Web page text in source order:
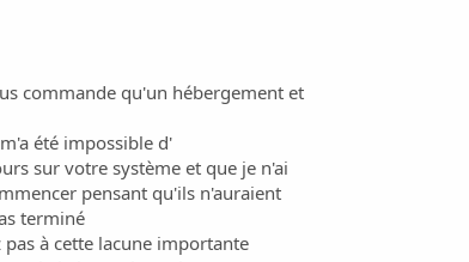
commande qu'un hébergement et
été impossible d'
sur votre système et que je n'ai
pensant qu'ils n'auraient
terminé
à cette lacune importante